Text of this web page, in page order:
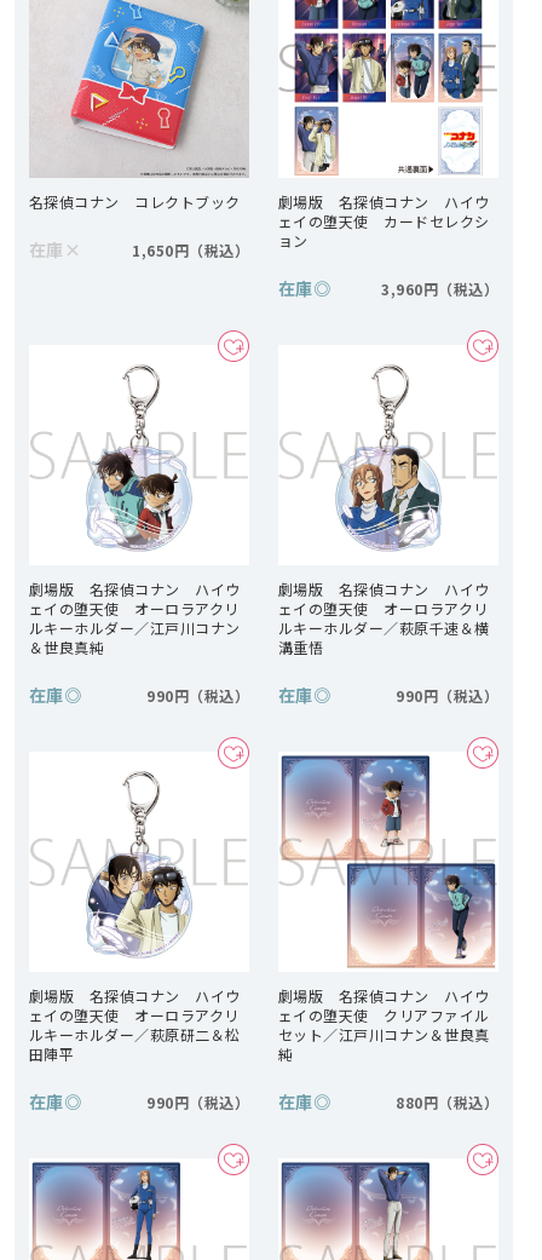
名探偵コナン コレクトブック
在庫 × 1,650円
劇場版 名探偵コナン ハイウ
ェイの堕天使 カードセレクシ
ョン
在庫◎ 3,960円
劇場版 名探偵コナン ハイウ
ェイの堕天使 オーロラアクリ
ルキーホルダー／江戸川コナン
＆世良真純
在庫◎ 990円
劇場版 名探偵コナン ハイウ
ェイの堕天使 オーロラアクリ
ルキーホルダー／萩原千速＆横
溝重悟
在庫◎ 990円
劇場版 名探偵コナン ハイウ
ェイの堕天使 オーロラアクリ
ルキーホルダー／萩原研二＆松
田陣平
在庫◎ 990円
劇場版 名探偵コナン ハイウ
ェイの堕天使 クリアファイル
セット／江戸川コナン＆世良真
純
在庫◎ 880円